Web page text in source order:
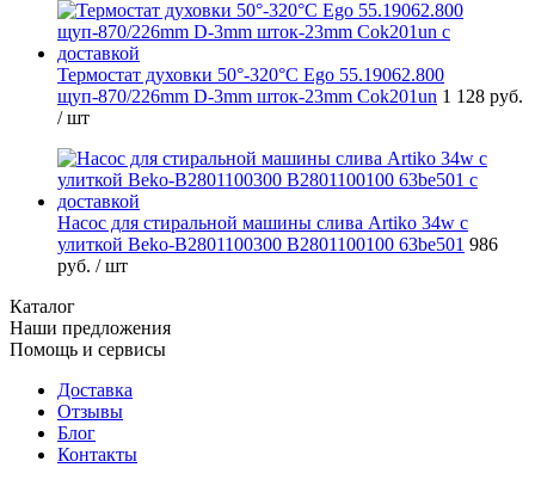
Термостат духовки 50°-320°C Ego 55.19062.800
щуп-870/226mm D-3mm шток-23mm Cok201un 1 128 руб.
/ шт
Насос для стиральной машины слива Artiko 34w с
улиткой Beko-B2801100300 B2801100100 63be501 986
руб. / шт
Каталог
Наши предложения
Помощь и сервисы
Доставка
Отзывы
Блог
Контакты